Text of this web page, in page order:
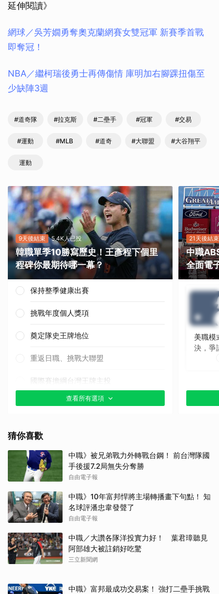
延伸閱讀》
網球／吳芳嫺勇奪奧克蘭網賽女雙冠軍 新賽季首戰
即奪冠！
NBA／繼柯瑞後勇士再傳傷情 庫明加右腳踝扭傷至
少缺陣3週
#道奇隊 #拉克斯 #二壘手 #冠軍 #交易
#運動 #MLB #道奇 #大聯盟 #大谷翔平
運動
9天後結束 5.4K人已投
韓職單季10勝寫歷史！王彥程下個里
程碑你最期待哪一幕？
保持整季健康出賽
挑戰年度個人獎項
奠定隊史王牌地位
重返日職、挑戰大聯盟
國際賽擔綱台灣王牌主投
其他（歡迎貼文分享）
查看所有選項
21天後結束
中職
全面電
美職模
決，爭
猜你喜歡
中職》被兄弟戰力外轉戰台鋼！ 前台灣隊國
手後援7.2局無失分奪勝
自由電子報
中職》10年富邦悍將主場轉播畫下句點！ 知
名球評潘忠韋發聲了
自由電子報
中職／大讚各隊洋投實力好！ 葉君璋聽見
阿部雄大被註銷好吃驚
三立新聞網
中職》富邦最成功交易案！ 強打二壘手挑戰